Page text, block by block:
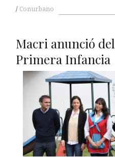
Conurbano
Macri anunció
Primera Infancia